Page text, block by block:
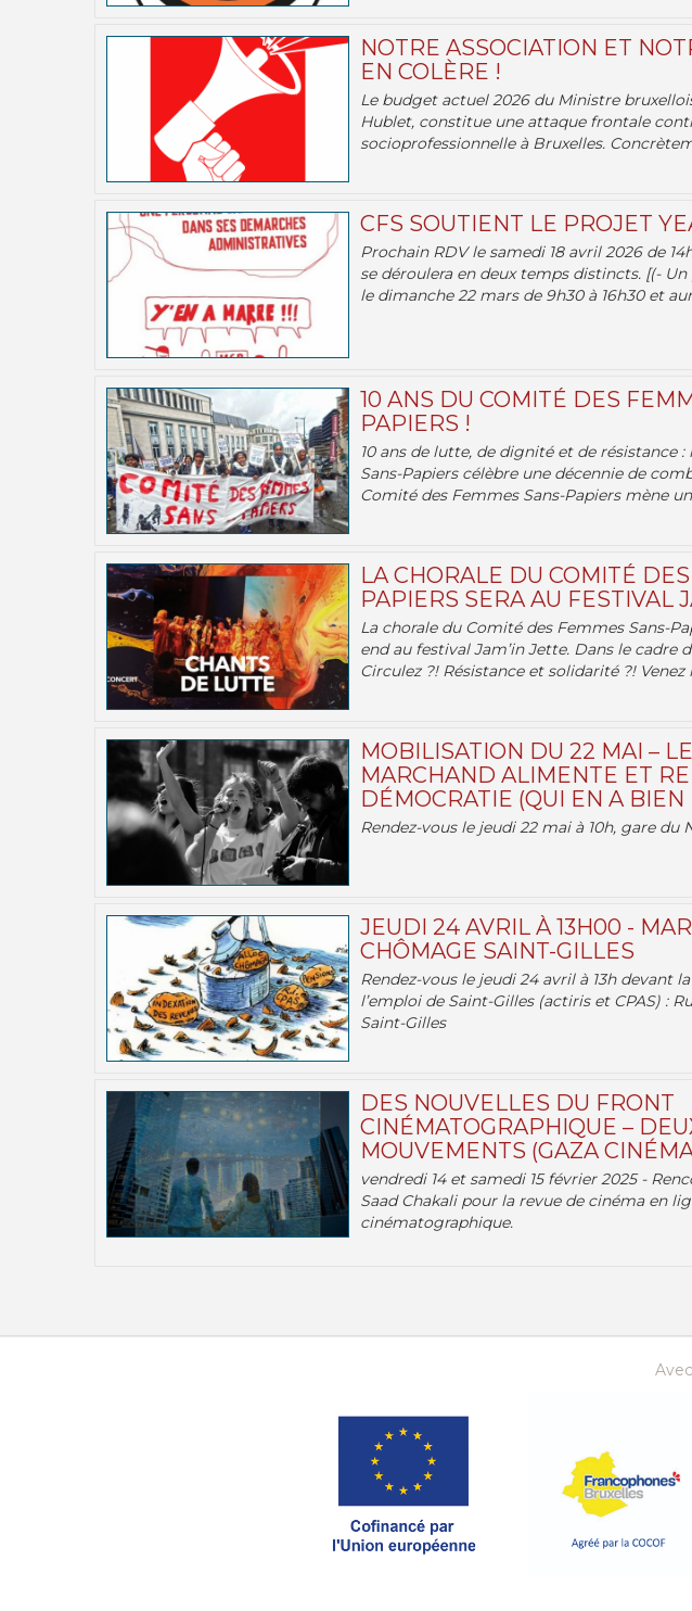
NOTRE ASSOCIATION ET
EN COLÈRE !
Le budget actuel 2026 du Ministre
Hublet, constitue une attaque frontale
socioprofessionnelle à Bruxelles.
CFS SOUTIENT LE PROJET
Prochain RDV le samedi 18 avril 2026 de
se déroulera en deux temps distincts. [(-
le dimanche 22 mars de 9h30 à 16h30 et
10 ANS DU COMITÉ DES
PAPIERS !
10 ans de lutte, de dignité et de résistance
Sans-Papiers célèbre une décennie de
Comité des Femmes Sans-Papiers mène
LA CHORALE DU COMITÉ
PAPIERS SERA AU FESTIVAL
La chorale du Comité des Femmes Sans-
end au festival Jam’in Jette. Dans le cadre
Circulez ?! Résistance et solidarité ?! Venez
MOBILISATION DU 22 MAI –
MARCHAND ALIMENTE ET
DÉMOCRATIE (QUI EN A BIEN
Rendez-vous le jeudi 22 mai à 10h, gare du
JEUDI 24 AVRIL À 13H00 -
CHÔMAGE SAINT-GILLES
Rendez-vous le jeudi 24 avril à 13h devant
l’emploi de Saint-Gilles (actiris et CPAS) :
Saint-Gilles
DES NOUVELLES DU FRONT
CINÉMATOGRAPHIQUE –
MOUVEMENTS (GAZA
vendredi 14 et samedi 15 février 2025 -
Saad Chakali pour la revue de cinéma en
cinématographique.